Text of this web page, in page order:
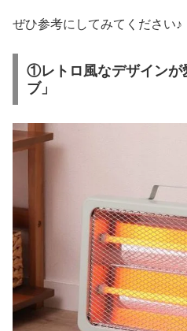
ぜひ参考にしてみてください♪
①レトロ風なデザインが
ブ」